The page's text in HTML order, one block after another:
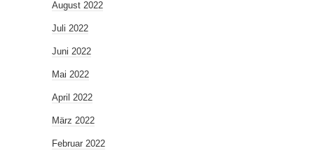
August 2022
Juli 2022
Juni 2022
Mai 2022
April 2022
März 2022
Februar 2022